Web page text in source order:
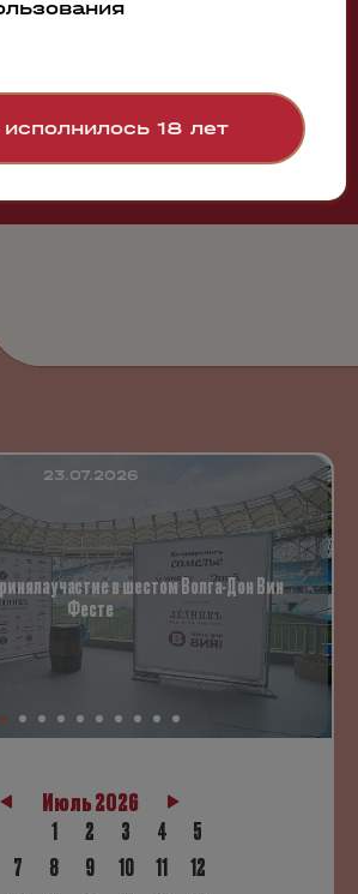
все
23.07.2026
участие в шестом Волга-Дон Вин
Фесте
Июль 2026
1
2 3 4
5
7 8 9 10 11
12
18 лет